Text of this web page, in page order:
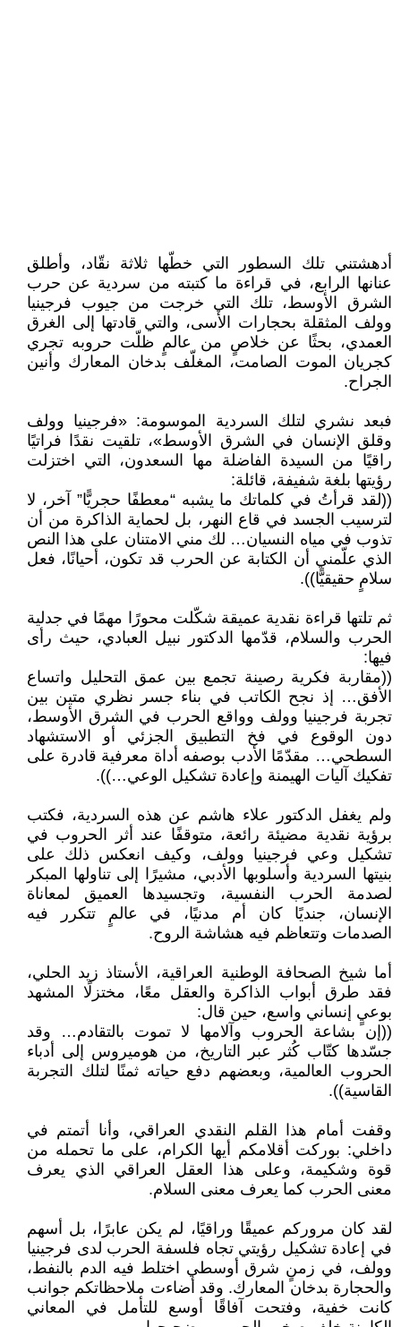
أدهشتني تلك السطور التي خطّها ثلاثة نقّاد، وأطلق
عنانها الرابع، في قراءة ما كتبته من سردية عن حرب
الشرق الأوسط، تلك التي خرجت من جيوب فرجينيا
وولف المثقلة بحجارات الأسى، والتي قادتها إلى الغرق
العمدي، بحثًا عن خلاصٍ من عالمٍ ظلّت حروبه تجري
كجريان الموت الصامت، المغلّف بدخان المعارك وأنين
الجراح.
فبعد نشري لتلك السردية الموسومة: «فرجينيا وولف
وقلق الإنسان في الشرق الأوسط»، تلقيت نقدًا فراتيًا
راقيًا من السيدة الفاضلة مها السعدون، التي اختزلت
رؤيتها بلغة شفيفة، قائلة:
((لقد قرأتُ في كلماتك ما يشبه “معطفًا حجريًّا” آخر، لا
لترسيب الجسد في قاع النهر، بل لحماية الذاكرة من أن
تذوب في مياه النسيان… لك مني الامتنان على هذا النص
الذي علّمني أن الكتابة عن الحرب قد تكون، أحيانًا، فعل
سلامٍ حقيقيًّا)).
ثم تلتها قراءة نقدية عميقة شكّلت محورًا مهمًا في جدلية
الحرب والسلام، قدّمها الدكتور نبيل العبادي، حيث رأى
فيها:
((مقاربة فكرية رصينة تجمع بين عمق التحليل واتساع
الأفق… إذ نجح الكاتب في بناء جسر نظري متين بين
تجربة فرجينيا وولف وواقع الحرب في الشرق الأوسط،
دون الوقوع في فخ التطبيق الجزئي أو الاستشهاد
السطحي… مقدّمًا الأدب بوصفه أداة معرفية قادرة على
تفكيك آليات الهيمنة وإعادة تشكيل الوعي…)).
ولم يغفل الدكتور علاء هاشم عن هذه السردية، فكتب
برؤية نقدية مضيئة رائعة، متوقفًا عند أثر الحروب في
تشكيل وعي فرجينيا وولف، وكيف انعكس ذلك على
بنيتها السردية وأسلوبها الأدبي، مشيرًا إلى تناولها المبكر
لصدمة الحرب النفسية، وتجسيدها العميق لمعاناة
الإنسان، جنديًا كان أم مدنيًا، في عالمٍ تتكرر فيه
الصدمات وتتعاظم فيه هشاشة الروح.
أما شيخ الصحافة الوطنية العراقية، الأستاذ زيد الحلي،
فقد طرق أبواب الذاكرة والعقل معًا، مختزلًا المشهد
بوعيٍ إنساني واسع، حين قال:
((إن بشاعة الحروب وآلامها لا تموت بالتقادم… وقد
جسّدها كتّاب كُثر عبر التاريخ، من هوميروس إلى أدباء
الحروب العالمية، وبعضهم دفع حياته ثمنًا لتلك التجربة
القاسية)).
وقفت أمام هذا القلم النقدي العراقي، وأنا أتمتم في
داخلي: بوركت أقلامكم أيها الكرام، على ما تحمله من
قوة وشكيمة، وعلى هذا العقل العراقي الذي يعرف
معنى الحرب كما يعرف معنى السلام.
لقد كان مروركم عميقًا وراقيًا، لم يكن عابرًا، بل أسهم
في إعادة تشكيل رؤيتي تجاه فلسفة الحرب لدى فرجينيا
وولف، في زمنٍ شرق أوسطي اختلط فيه الدم بالنفط،
والحجارة بدخان المعارك. وقد أضاءت ملاحظاتكم جوانب
كانت خفية، وفتحت آفاقًا أوسع للتأمل في المعاني